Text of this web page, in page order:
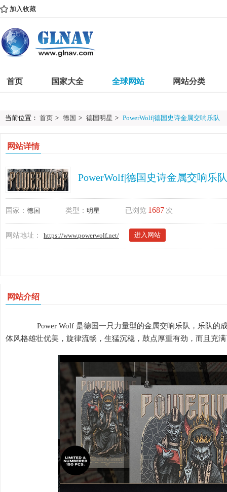
加入收藏
首页 国家大全 全球网站 网站分类
当前位置： 首页 > 德国 > 德国明星 > PowerWolf|德国史诗金属交响乐队
网站详情
PowerWolf|德国史诗金属交响乐队
国家： 德国 类型： 明星 已浏览 1687 次
网站地址： https://www.powerwolf.net/ 进入网站
网站介绍
Power Wolf 是德国一只力量型的金属交响乐队，乐队的
体风格雄壮优美，旋律流畅，生猛沉稳，鼓点厚重有劲，而且充